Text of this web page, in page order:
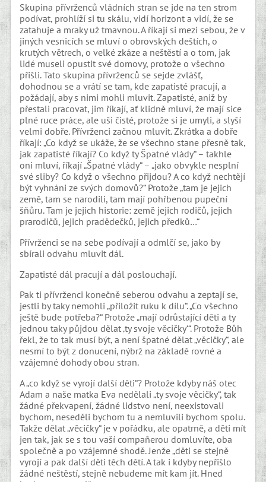
Skupina přívrženců vládních stran se jde na ten strom
podívat, prohlíží si tu skálu, vidí horizont a vidí, že se
zatahuje a mraky už tmavnou. A říkají si mezi sebou, že v
jiných vesnicích se mluví o obrovských deštích, o
krutých větrech, o velké zkáze a neštěstí a o tom, jak
lidé museli opustit své domovy, protože o všechno
přišli. Tato skupina přívrženců se sejde zvlášť,
dohodnou se a vrátí se tam, kde zapatisté pracují, a
požádají, aby s nimi mohli mluvit. Zapatisté, aniž by
přestali pracovat, jim říkají, ať klidně mluví, že mají sice
plné ruce práce, ale uši čisté, protože si je umyli, a slyší
velmi dobře. Přívrženci začnou mluvit. Zkrátka a dobře
říkají: „Co když se ukáže, že se všechno stane přesně tak,
jak zapatisté říkají? Co když ty Špatné vlády“ – takhle
oni mluví, říkají „Špatné vlády“ – „jako obvykle nesplní
své sliby? Co když o všechno přijdou? A co když nechtějí
být vyhnáni ze svých domovů?“ Protože „tam je jejich
země, tam se narodili, tam mají pohřbenou pupeční
šňůru. Tam je jejich historie: země jejich rodičů, jejich
prarodičů, jejich pradědečků, jejich předků…“
Přívrženci se na sebe podívají a odmlčí se, jako by
sbírali odvahu mluvit dál.
Zapatisté dál pracují a dál poslouchají.
Pak ti přívrženci konečně seberou odvahu a zeptají se,
jestli by taky nemohli „přiložit ruku k dílu“. „Co všechno
ještě bude potřeba?“ Protože „mají odrůstající děti a ty
jednou taky půjdou dělat ‚ty svoje věcičky‘“. Protože Bůh
řekl, že to tak musí být, a není špatné dělat „věcičky“, ale
nesmí to být z donucení, nýbrž na základě rovné a
vzájemné dohody obou stran.
A „co když se vyrojí další děti“? Protože kdyby náš otec
Adam a naše matka Eva nedělali „ty svoje věcičky“, tak
žádné překvapení, žádné lidstvo není, neexistovali
bychom, neseděli bychom tu a nemluvili bychom spolu.
Takže dělat „věcičky“ je v pořádku, ale opatrně, a děti mít
jen tak, jak se s tou vaší compañerou domluvíte, oba
společně a po vzájemné shodě. Jenže „děti se stejně
vyrojí a pak další děti těch dětí. A tak i kdyby nepřišlo
žádné neštěstí, stejně nebudeme mít kam jít. Hned